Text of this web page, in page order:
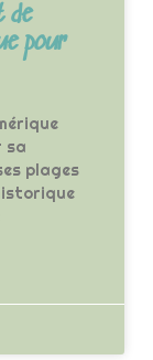
de
pour
sa
plages